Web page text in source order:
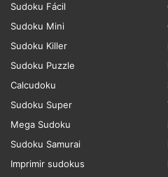
Sudoku Fácil
Sudoku Mini
Sudoku Killer
Sudoku Puzzle
Calcudoku
Sudoku Super
Mega Sudoku
Sudoku Samurai
Imprimir sudokus